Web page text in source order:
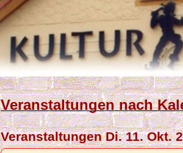
Veranstaltungen nach
Veranstaltungen Di. 11. Okt.